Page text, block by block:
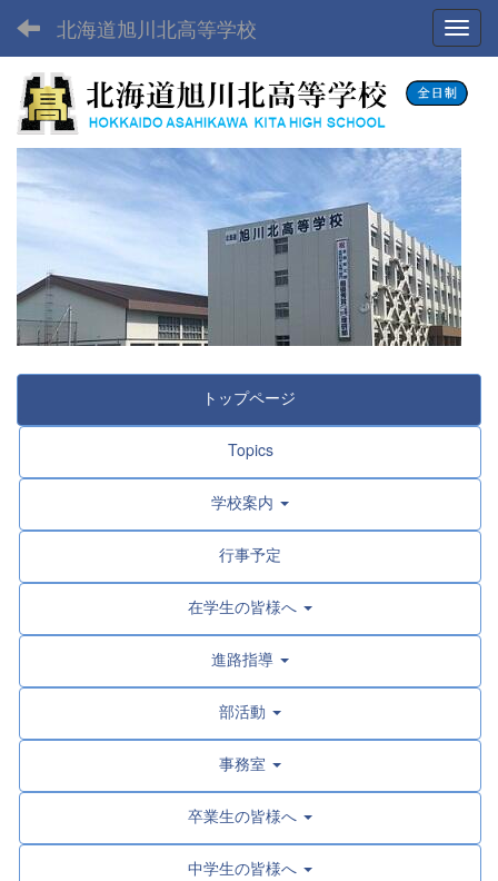
北海道旭川北高等学校
トップページ
Topics
学校案内
行事予定
在学生の皆様へ
進路指導
部活動
事務室
卒業生の皆様へ
中学生の皆様へ